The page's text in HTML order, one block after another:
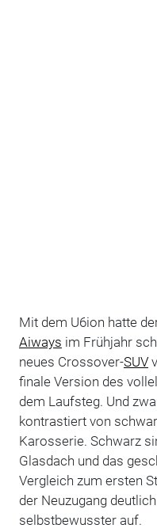
Mit dem U6ion hatte
Aiways im Frühjahr
neues Crossover-SUV
finale Version des
dem Laufsteg. Und
kontrastiert von
Karosserie. Schwarz
Glasdach und das
Vergleich zum ersten
der Neuzugang
selbstbewusster auf.